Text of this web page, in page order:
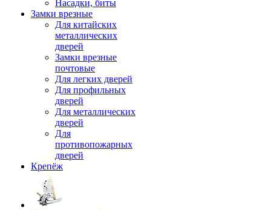
Насадки, биты
Замки врезные
Для китайских
металлических
дверей
Замки врезные
почтовые
Для легких дверей
Для профильных
дверей
Для металлических
дверей
Для
противопожарных
дверей
Крепёж